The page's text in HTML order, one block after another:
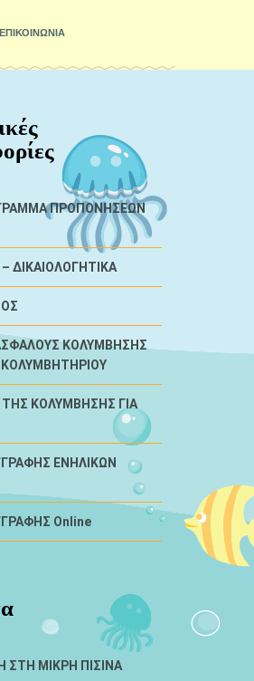
ΕΠΙΚΟΙΝΩΝΙΑ
ΠΡΟΠΟΝΗΣΕΩΝ
ΔΙΚΑΙΟΛΟΓΗΤΙΚΑ
ΚΟΛΥΜΒΗΣΗΣ
ΚΟΛΥΜΒΗΣΗΣ ΓΙΑ
ΕΝΗΛΙΚΩΝ
Online
ΣΤΗ ΜΙΚΡΗ ΠΙΣΙΝΑ